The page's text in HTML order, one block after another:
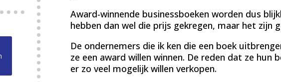
Award-winnende businessboeken worden dus
hebben dan wel die prijs gekregen, maar het zijn
De ondernemers die ik ken die een boek
ze een award willen winnen. De reden dat ze hun
er zo veel mogelijk willen verkopen.